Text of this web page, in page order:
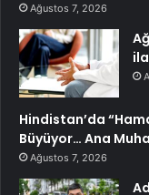
Ağustos 7, 2026
Hindistan’da
Büyüyor… Ana
Ağustos 7, 2026